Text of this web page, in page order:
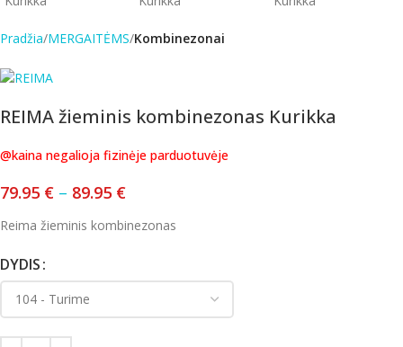
Pradžia MERGAITĖMS Kombinezonai
REIMA žieminis kombinezonas Kurikka
@kaina negalioja fizinėje parduotuvėje
79.95 € – 89.95 €
Reima žieminis kombinezonas
DYDIS